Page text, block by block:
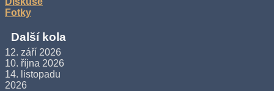
Fotky
Další kola
12. září 2026
10. října 2026
14. listopadu
2026